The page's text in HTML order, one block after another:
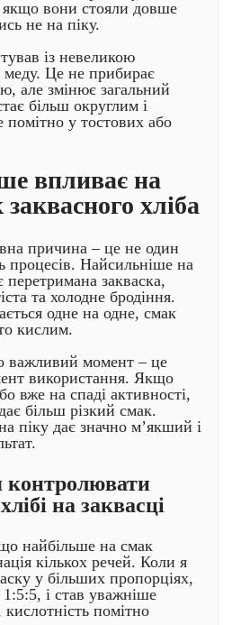
вони стояли довше
не на піку.
із невеликою
меду. Це не прибирає
але змінює загальний
більш округлим і
у тостових або
впливає на
хліба
причина – це не один
процесів. Найсильніше на
перетримана закваска,
та холодне бродіння.
одне на одне, смак
кислим.
важливий момент – це
використання. Якщо
вже на спаді активності,
більш різкий смак.
піку дає значно м’якший і
контролювати
на заквасці
найбільше на смак
кількох речей. Коли я
у більших пропорціях,
і став уважніше
помітно